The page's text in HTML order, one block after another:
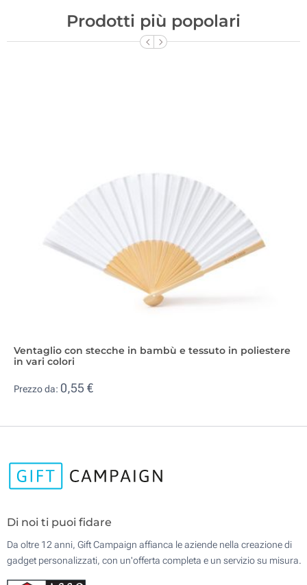
Prodotti più popolari
Ventaglio con stecche in bambù e tessuto in poliestere
in vari colori
Prezzo da: 0,55 €
Di noi ti puoi fidare
Da oltre 12 anni, Gift Campaign affianca le aziende nella creazione di
gadget personalizzati, con un'offerta completa e un servizio su misura.